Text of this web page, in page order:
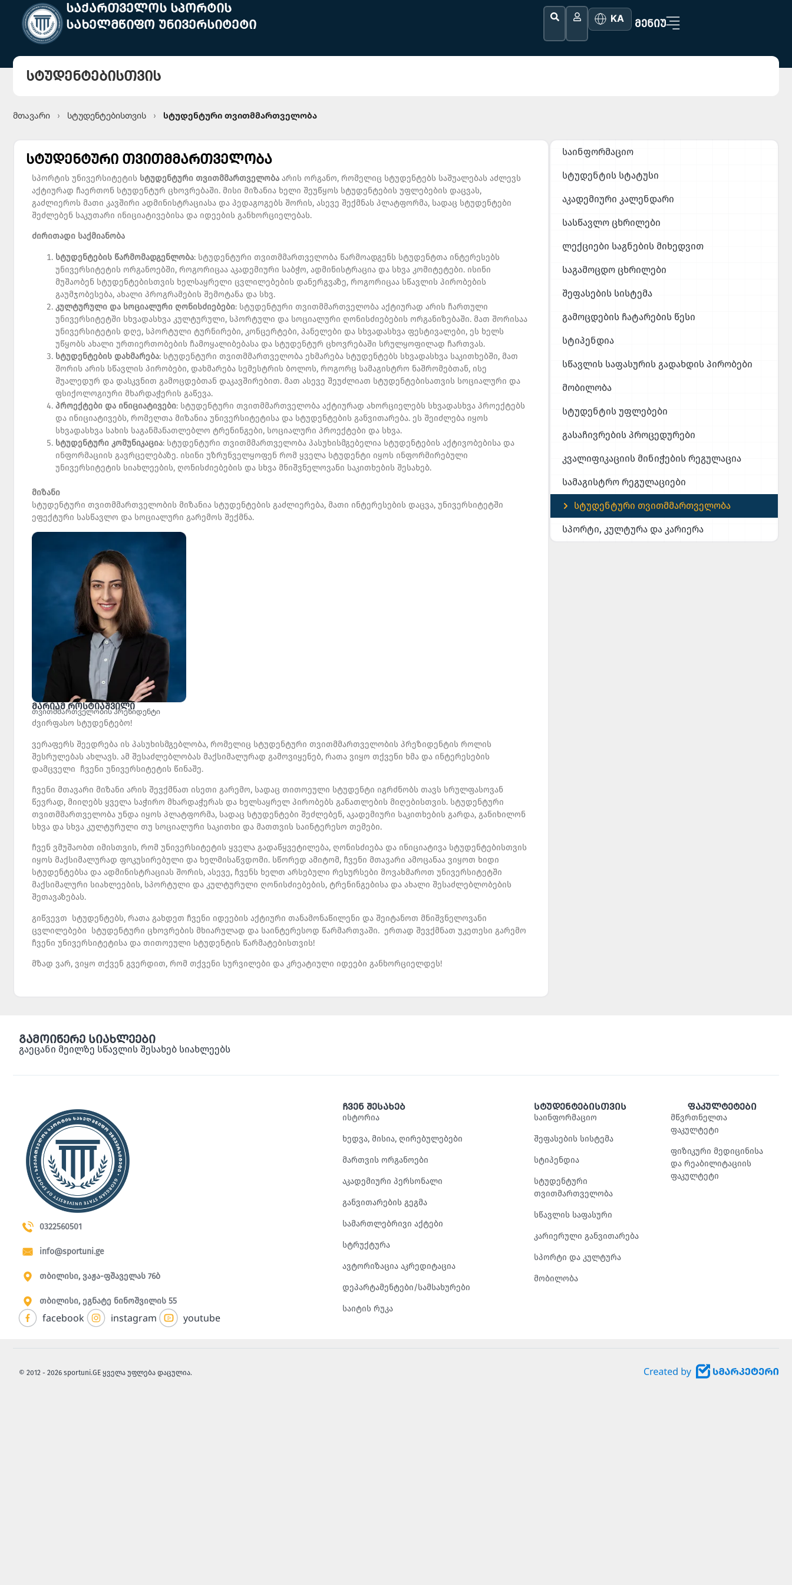
საქართველოს სპორტის
სახელმწიფო უნივერსიტეტი
KA ᲛᲔᲜᲘᲣ
სტუდენტებისთვის
მთავარი › სტუდენტებისთვის › სტუდენტური თვითმმართველობა
სტუდენტური თვითმმართველობა
სპორტის უნივერსიტეტის სტუდენტური თვითმმართველობა არის ორგანო, რომელიც სტუდენტებს საშუალებას აძლევს
აქტიურად ჩაერთონ სტუდენტურ ცხოვრებაში. მისი მიზანია ხელი შეუწყოს სტუდენტების უფლებების დაცვას,
გაძლიეროს მათი კავშირი ადმინისტრაციასა და პედაგოგებს შორის, ასევე შექმნას პლატფორმა, სადაც სტუდენტები
შეძლებენ საკუთარი ინიციატივებისა და იდეების განხორციელებას.
ძირითადი საქმიანობა
სტუდენტების წარმომადგენლობა: სტუდენტური თვითმმართველობა წარმოადგენს სტუდენტთა ინტერესებს
უნივერსიტეტის ორგანოებში, როგორიცაა აკადემიური საბჭო, ადმინისტრაცია და სხვა კომიტეტები. ისინი
მუშაობენ სტუდენტებისთვის ხელსაყრელი ცვლილებების დანერგვაზე, როგორიცაა სწავლის პირობების
გაუმჯობესება, ახალი პროგრამების შემოტანა და სხვ.
კულტურული და სოციალური ღონისძიებები: სტუდენტური თვითმმართველობა აქტიურად არის ჩართული
უნივერსიტეტში სხვადასხვა კულტურული, სპორტული და სოციალური ღონისძიებების ორგანიზებაში. მათ შორისაა
უნივერსიტეტის დღე, სპორტული ტურნირები, კონცერტები, პანელები და სხვადასხვა ფესტივალები, ეს ხელს
უწყობს ახალი ურთიერთობების ჩამოყალიბებასა და სტუდენტურ ცხოვრებაში სრულყოფილად ჩართვას.
სტუდენტების დახმარება: სტუდენტური თვითმმართველობა ეხმარება სტუდენტებს სხვადასხვა საკითხებში, მათ
შორის არის სწავლის პირობები, დახმარება სემესტრის ბოლოს, როგორც სამაგისტრო ნაშრომებთან, ისე
შუალედურ და დასკვნით გამოცდებთან დაკავშირებით. მათ ასევე შეუძლიათ სტუდენტებისათვის სოციალური და
ფსიქოლოგიური მხარდაჭერის გაწევა.
პროექტები და ინიციატივები: სტუდენტური თვითმმართველობა აქტიურად ახორციელებს სხვადასხვა პროექტებს
და ინიციატივებს, რომელთა მიზანია უნივერსიტეტისა და სტუდენტების განვითარება. ეს შეიძლება იყოს
სხვადასხვა სახის საგანმანათლებლო ტრენინგები, სოციალური პროექტები და სხვა.
სტუდენტური კომუნიკაცია: სტუდენტური თვითმმართველობა პასუხისმგებელია სტუდენტების აქტივობებისა და
ინფორმაციის გავრცელებაზე. ისინი უზრუნველყოფენ რომ ყველა სტუდენტი იყოს ინფორმირებული
უნივერსიტეტის სიახლეების, ღონისძიებების და სხვა მნიშვნელოვანი საკითხების შესახებ.
მიზანი
სტუდენტური თვითმმართველობის მიზანია სტუდენტების გაძლიერება, მათი ინტერესების დაცვა, უნივერსიტეტში
ეფექტური სასწავლო და სოციალური გარემოს შექმნა.
მარიამ როსტიაშვილი
თვითმმართველობის პრეზიდენტი
ძვირფასო სტუდენტებო!
ვერაფერს შეედრება ის პასუხისმგებლობა, რომელიც სტუდენტური თვითმმართველობის პრეზიდენტის როლის
შესრულებას ახლავს. ამ შესაძლებლობას მაქსიმალურად გამოვიყენებ, რათა ვიყო თქვენი ხმა და ინტერესების
დამცველი ჩვენი უნივერსიტეტის წინაშე.
ჩვენი მთავარი მიზანი არის შევქმნათ ისეთი გარემო, სადაც თითოეული სტუდენტი იგრძნობს თავს სრულფასოვან
წევრად, მიიღებს ყველა საჭირო მხარდაჭერას და ხელსაყრელ პირობებს განათლების მიღებისთვის. სტუდენტური
თვითმმართველობა უნდა იყოს პლატფორმა, სადაც სტუდენტები შეძლებენ, აკადემიური საკითხების გარდა, განიხილონ
სხვა და სხვა კულტურული თუ სოციალური საკითხი და მათთვის საინტერესო თემები.
ჩვენ ვმუშაობთ იმისთვის, რომ უნივერსიტეტის ყველა გადაწყვეტილება, ღონისძიება და ინიციატივა სტუდენტებისთვის
იყოს მაქსიმალურად ფოკუსირებული და ხელმისაწვდომი. სწორედ ამიტომ, ჩვენი მთავარი ამოცანაა ვიყოთ ხიდი
სტუდენტებსა და ადმინისტრაციას შორის, ასევე, ჩვენს ხელთ არსებული რესურსები მოვახმაროთ უნივერსიტეტში
მაქსიმალური სიახლეების, სპორტული და კულტურული ღონისძიებების, ტრენინგებისა და ახალი შესაძლებლობების
შეთავაზებას.
გიწვევთ სტუდენტებს, რათა გახდეთ ჩვენი იდეების აქტიური თანამონაწილენი და შეიტანოთ მნიშვნელოვანი
ცვლილებები სტუდენტური ცხოვრების მხიარულად და საინტერესოდ წარმართვაში. ერთად შევქმნათ უკეთესი გარემო
ჩვენი უნივერსიტეტისა და თითოეული სტუდენტის წარმატებისთვის!
მზად ვარ, ვიყო თქვენ გვერდით, რომ თქვენი სურვილები და კრეატიული იდეები განხორციელდეს!
საინფორმაციო
სტუდენტის სტატუსი
აკადემიური კალენდარი
სასწავლო ცხრილები
ლექციები საგნების მიხედვით
საგამოცდო ცხრილები
შეფასების სისტემა
გამოცდების ჩატარების წესი
სტიპენდია
სწავლის საფასურის გადახდის პირობები
მობილობა
სტუდენტის უფლებები
გასაჩივრების პროცედურები
კვალიფიკაციის მინიჭების რეგულაცია
სამაგისტრო რეგულაციები
სტუდენტური თვითმმართველობა
სპორტი, კულტურა და კარიერა
გამოიწერე სიახლეები
გაეცანი მეილზე სწავლის შესახებ სიახლეებს
0322560501
info@sportuni.ge
თბილისი, ვაჟა-ფშაველას 76ბ
თბილისი, ეგნატე ნინოშვილის 55
facebook instagram youtube
ჩვენ შესახებ
ისტორია
ხედვა, მისია, ღირებულებები
მართვის ორგანოები
აკადემიური პერსონალი
განვითარების გეგმა
სამართლებრივი აქტები
სტრუქტურა
ავტორიზაცია აკრედიტაცია
დეპარტამენტები/სამსახურები
საიტის რუკა
სტუდენტებისთვის
საინფორმაციო
შეფასების სისტემა
სტიპენდია
სტუდენტური
თვითმართველობა
სწავლის საფასური
კარიერული განვითარება
სპორტი და კულტურა
მობილობა
ფაკულტეტები
მწვრთნელთა
ფაკულტეტი
ფიზიკური მედიცინისა
და რეაბილიტაციის
ფაკულტეტი
© 2012 - 2026 sportuni.GE ყველა უფლება დაცულია.